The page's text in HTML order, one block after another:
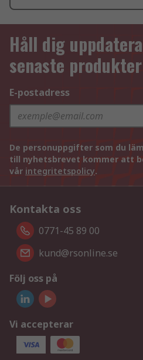
Håll dig
senaste
E-postadress
De personuppgifter som du
till nyhetsbrevet kommer att
vår integritetspolicy.
Kontakta oss
0771-45 89 00
kund@rsonline.se
Följ oss på
Vi accepterar